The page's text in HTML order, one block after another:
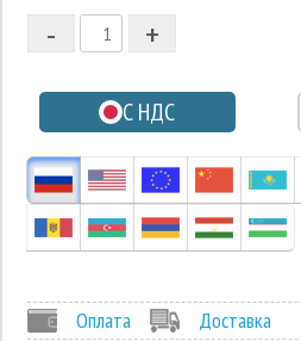
1
-1
+
-
С НДС
Оплата
Доставка